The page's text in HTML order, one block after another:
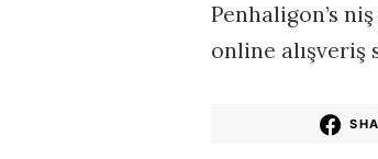
Penhaligon’s
online alışveriş